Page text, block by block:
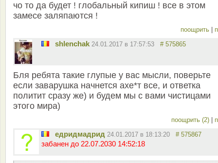
чо то да будет ! глобальный кипиш ! все в этом
замесе заляпаются !
поощрить
shlenchak 24.01.2017 в 17:57:53 # 575865
Бля ребята такие глупые у вас мысли, поверьте
если заварушка начнется ахе*т все, и ответка
политит сразу же) и будем мы с вами чистицами
этого мира)
поощрить (2)
едридмадрид 24.01.2017 в 18:13:20 # 575867
забанен до 22.07.2030 14:52:18